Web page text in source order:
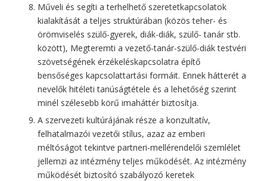
Műveli és segíti a terhelhető szeretetkapcsolatok
kialakítását a teljes struktúrában (közös teher- és
örömviselés szülő-gyerek, diák-diák, szülő- tanár stb.
között), Megteremti a vezető-tanár-szülő-diák testvéri
szövetségének érzékeléskapcsolatra építő
bensőséges kapcsolattartási formáit. Ennek hátterét a
nevelők hitéleti tanúságtétele és a lehetőség szerint
minél szélesebb körű imaháttér biztosítja.
A szervezeti kultúrájának része a konzultatív,
felhatalmazói vezetői stílus, azaz az emberi
méltóságot tekintve partneri-mellérendelői szemlélet
jellemzi az intézmény teljes működését. Az intézmény
működését biztosító szabályozó keretek